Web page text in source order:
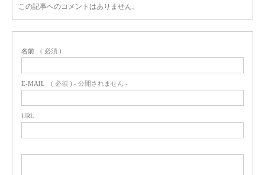
この記事へのコメントはありません。
名前 ( 必須 )
E-MAIL ( 必須 ) - 公開されません -
URL